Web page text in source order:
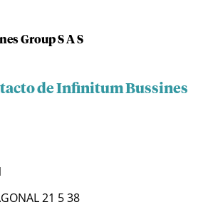
Group S A S
de Infinitum Bussines
21 5 38